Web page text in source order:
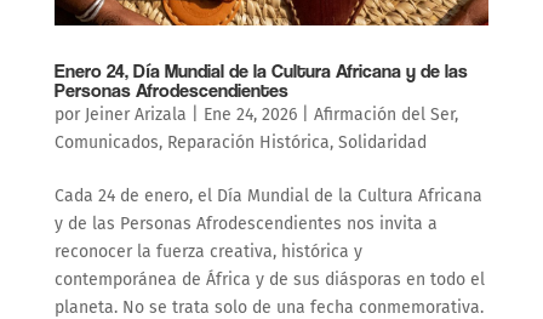
Enero 24, Día Mundial de la Cultura Africana y de las
Personas Afrodescendientes
por Jeiner Arizala Ene 24, 2026| Afirmación del Ser,
Comunicados, Reparación Histórica, Solidaridad
Cada 24 de enero, el Día Mundial de la Cultura Africana
y de las Personas Afrodescendientes nos invita a
reconocer la fuerza creativa, histórica y
contemporánea de África y de sus diásporas en todo el
planeta. No se trata solo de una fecha conmemorativa.